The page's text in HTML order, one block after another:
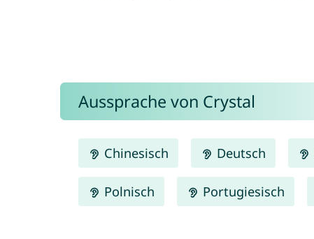
Aussprache von Crystal
Chinesisch Deutsch
Polnisch Portugiesisch